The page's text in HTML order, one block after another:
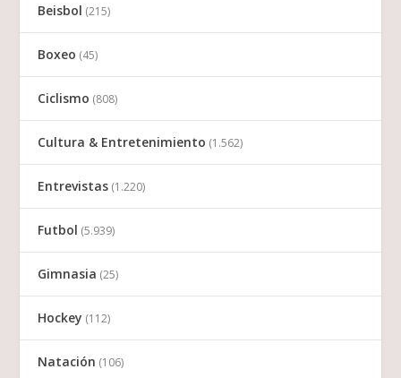
Beisbol (215)
Boxeo (45)
Ciclismo (808)
Cultura & Entretenimiento (1.562)
Entrevistas (1.220)
Futbol (5.939)
Gimnasia (25)
Hockey (112)
Natación (106)